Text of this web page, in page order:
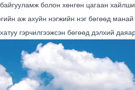
болон хөнгөн цагаан
аж ахуйн нэгжийн нэг бөгөөд
гэрчилгээжсэн бөгөөд дэлхий